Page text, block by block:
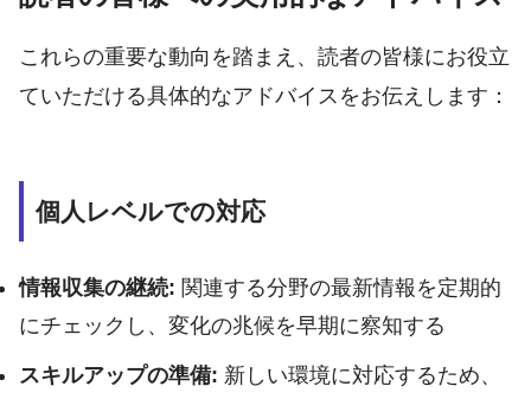
これらの重要な動向を踏まえ、読者の皆様にお役立
ていただける具体的なアドバイスをお伝えします：
個人レベルでの対応
情報収集の継続: 関連する分野の最新情報を定期的
にチェックし、変化の兆候を早期に察知する
スキルアップの準備: 新しい環境に対応するため、